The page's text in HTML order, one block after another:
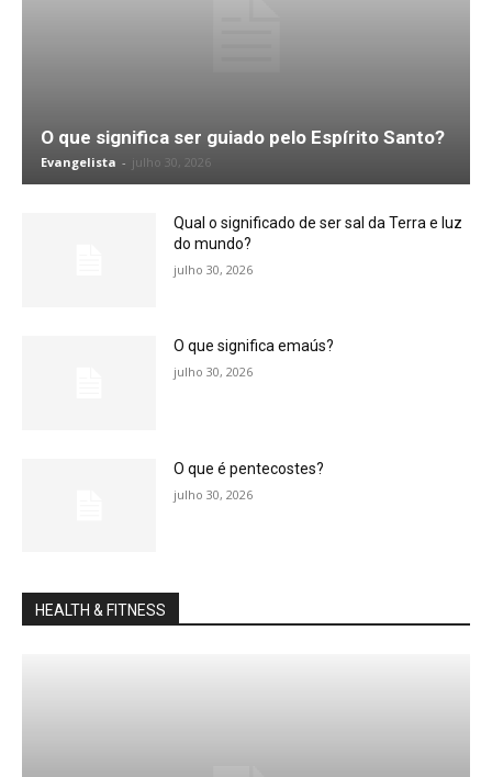
O que significa ser guiado pelo Espírito Santo?
Evangelista - julho 30, 2026
Qual o significado de ser sal da Terra e luz
do mundo?
julho 30, 2026
O que significa emaús?
julho 30, 2026
O que é pentecostes?
julho 30, 2026
HEALTH & FITNESS